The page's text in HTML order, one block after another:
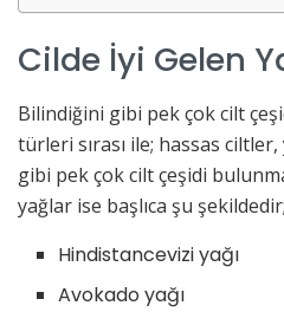
Cilde İyi Gelen
Bilindiğini gibi pek çok cilt
türleri sırası ile; hassas
gibi pek çok cilt çeşidi
yağlar ise başlıca şu şekildedir;
Hindistancevizi yağı
Avokado yağı